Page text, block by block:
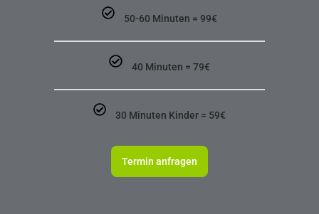
50-60 Minuten = 99€
40 Minuten = 79€
30 Minuten Kinder = 59€
Termin anfragen